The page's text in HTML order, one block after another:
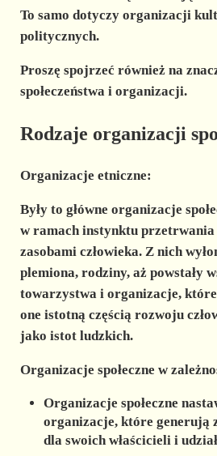
To samo dotyczy organizacji
politycznych.
Proszę spojrzeć również na
społeczeństwa i organizacji.
Rodzaje organizacji
Organizacje etniczne:
Były to główne organizacje
w ramach instynktu
zasobami człowieka. Z nich
plemiona, rodziny, aż powstały
towarzystwa i organizacje, które
one istotną częścią rozwoju
jako istot ludzkich.
Organizacje społeczne w
Organizacje społeczne
organizacje, które generują
dla swoich właścicieli i